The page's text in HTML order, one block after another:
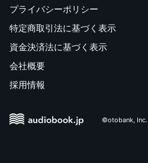
プライバシーポリシー
特定商取引法に基づく表示
資金決済法に基づく表示
会社概要
採用情報
©otobank, Inc.